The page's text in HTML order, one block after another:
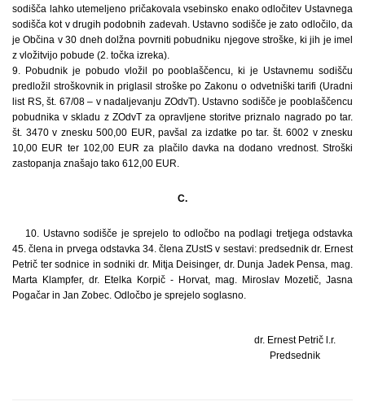
sodišča lahko utemeljeno pričakovala vsebinsko enako odločitev Ustavnega
sodišča kot v drugih podobnih zadevah. Ustavno sodišče je zato odločilo, da
je Občina v 30 dneh dolžna povrniti pobudniku njegove stroške, ki jih je imel
z vložitvijo pobude (2. točka izreka).
9. Pobudnik je pobudo vložil po pooblaščencu, ki je Ustavnemu sodišču
predložil stroškovnik in priglasil stroške po Zakonu o odvetniški tarifi (Uradni
list RS, št. 67/08 – v nadaljevanju ZOdvT). Ustavno sodišče je pooblaščencu
pobudnika v skladu z ZOdvT za opravljene storitve priznalo nagrado po tar.
št. 3470 v znesku 500,00 EUR, pavšal za izdatke po tar. št. 6002 v znesku
10,00 EUR ter 102,00 EUR za plačilo davka na dodano vrednost. Stroški
zastopanja znašajo tako 612,00 EUR.
C.
10. Ustavno sodišče je sprejelo to odločbo na podlagi tretjega odstavka
45. člena in prvega odstavka 34. člena ZUstS v sestavi: predsednik dr. Ernest
Petrič ter sodnice in sodniki dr. Mitja Deisinger, dr. Dunja Jadek Pensa, mag.
Marta Klampfer, dr. Etelka Korpič - Horvat, mag. Miroslav Mozetič, Jasna
Pogačar in Jan Zobec. Odločbo je sprejelo soglasno.
dr. Ernest Petrič l.r.
Predsednik